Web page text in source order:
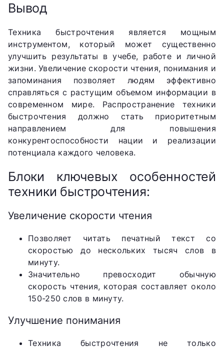
Вывод
Техника быстрочтения является мощным
инструментом, который может существенно
улучшить результаты в учебе, работе и личной
жизни. Увеличение скорости чтения, понимания и
запоминания позволяет людям эффективно
справляться с растущим объемом информации в
современном мире. Распространение техники
быстрочтения должно стать приоритетным
направлением для повышения
конкурентоспособности нации и реализации
потенциала каждого человека.
Блоки ключевых особенностей
техники быстрочтения:
Увеличение скорости чтения
Позволяет читать печатный текст со
скоростью до нескольких тысяч слов в
минуту.
Значительно превосходит обычную
скорость чтения, которая составляет около
150-250 слов в минуту.
Улучшение понимания
Техника быстрочтения не только